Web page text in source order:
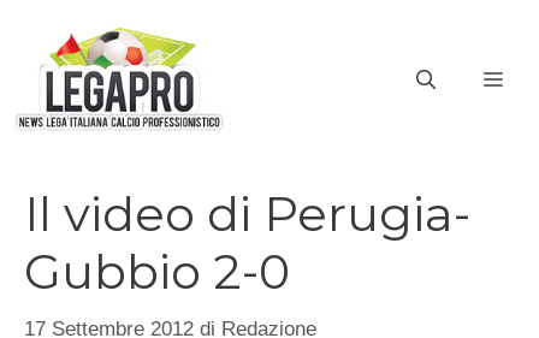
contenuto
Il video di Perugia-
Gubbio 2-0
17 Settembre 2012 di Redazione